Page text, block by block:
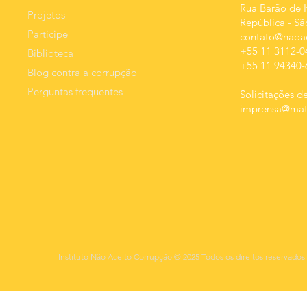
Projetos
Participe
Biblioteca
Blog contra a corrupção
Perguntas frequentes
Rua Barão de
República -
+55 11 3112-
+55 11
Solicitações
Instituto Não Aceito Corrupção © 2025 Todos os direitos